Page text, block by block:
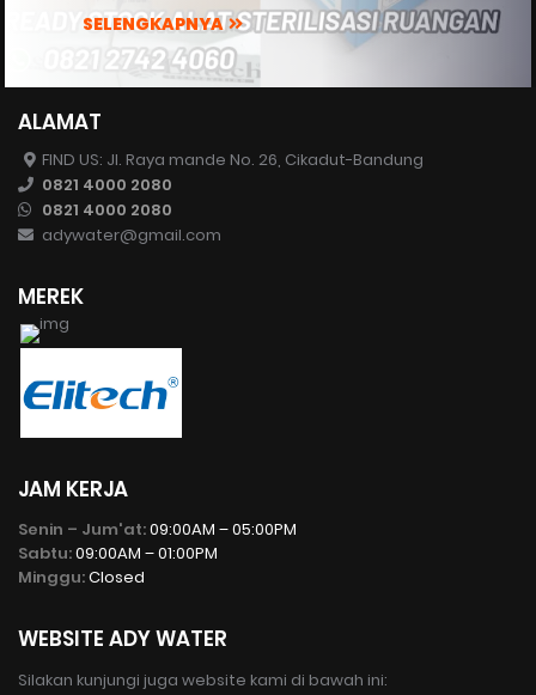
SELENGKAPNYA
ALAMAT
FIND US: Jl. Raya mande No. 26, Cikadut-Bandung
0821 4000 2080
0821 4000 2080
adywater@gmail.com
MEREK
JAM KERJA
Senin – Jum'at:09:00AM – 05:00PM
Sabtu:09:00AM – 01:00PM
Minggu:Closed
WEBSITE ADY WATER
Silakan kunjungi juga website kami di bawah ini: